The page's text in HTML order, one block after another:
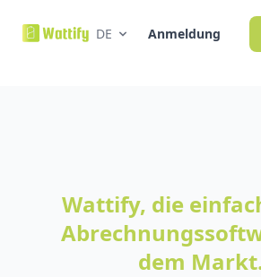
DE Anmeldung
Wattify, die
dem